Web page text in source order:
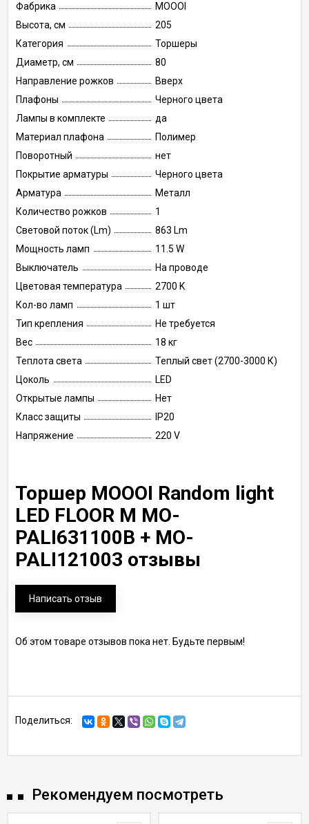
Фабрика
MOOOI
Высота, см
205
Категория
Торшеры
Диаметр, см
80
Направление рожков
Вверх
Плафоны
Черного цвета
Лампы в комплекте
да
Материал плафона
Полимер
Поворотный
нет
Покрытие арматуры
Черного цвета
Арматура
Металл
Количество рожков
1
Световой поток (Lm)
863 Lm
Мощность ламп
11.5 W
Выключатель
На проводе
Цветовая температура
2700 K
Кол-во ламп
1 шт
Тип крепления
Не требуется
Вес
18 кг
Теплота света
Теплый свет (2700-3000 К)
Цоколь
LED
Открытые лампы
Нет
Класс защиты
IP20
Напряжение
220 V
Торшер MOOOI Random light
LED FLOOR M MO-
PALI631100B + MO-
PALI121003 отзывы
Написать отзыв
Об этом товаре отзывов пока нет. Будьте первым!
Поделиться:
Рекомендуем посмотреть